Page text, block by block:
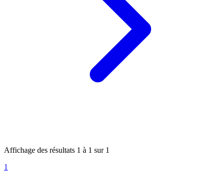
Affichage des résultats 1 à 1 sur 1
1